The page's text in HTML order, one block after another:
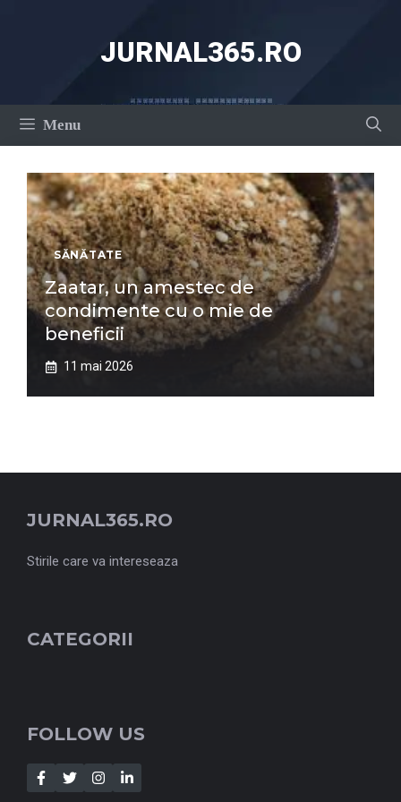
JURNAL365.RO
Menu
SĂNĂTATE
Zaatar, un amestec de
condimente cu o mie de
beneficii
11 mai 2026
JURNAL365.RO
Stirile care va intereseaza
CATEGORII
FOLLOW US